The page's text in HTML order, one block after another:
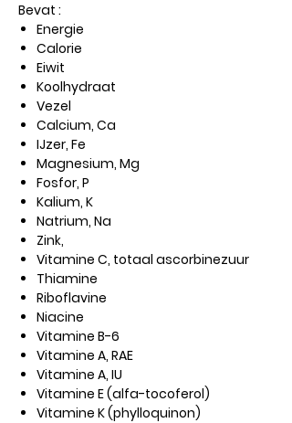
Bevat :
Energie
Calorie
Eiwit
Koolhydraat
Vezel
Calcium, Ca
IJzer, Fe
Magnesium, Mg
Fosfor, P
Kalium, K
Natrium, Na
Zink,
Vitamine C, totaal ascorbinezuur
Thiamine
Riboflavine
Niacine
Vitamine B-6
Vitamine A, RAE
Vitamine A, IU
Vitamine E (alfa-tocoferol)
Vitamine K (phylloquinon)